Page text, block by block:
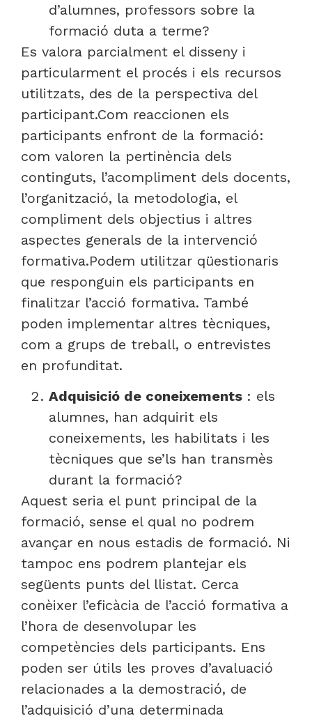
d’alumnes, professors sobre la
formació duta a terme?
Es valora parcialment el disseny i
particularment el procés i els recursos
utilitzats, des de la perspectiva del
participant.Com reaccionen els
participants enfront de la formació:
com valoren la pertinència dels
continguts, l’acompliment dels docents,
l’organització, la metodologia, el
compliment dels objectius i altres
aspectes generals de la intervenció
formativa.Podem utilitzar qüestionaris
que responguin els participants en
finalitzar l’acció formativa. També
poden implementar altres tècniques,
com a grups de treball, o entrevistes
en profunditat.
Adquisició de coneixements : els
alumnes, han adquirit els
coneixements, les habilitats i les
tècniques que se’ls han transmès
durant la formació?
Aquest seria el punt principal de la
formació, sense el qual no podrem
avançar en nous estadis de formació. Ni
tampoc ens podrem plantejar els
següents punts del llistat. Cerca
conèixer l’eficàcia de l’acció formativa a
l’hora de desenvolupar les
competències dels participants. Ens
poden ser útils les proves d’avaluació
relacionades a la demostració, de
l’adquisició d’una determinada